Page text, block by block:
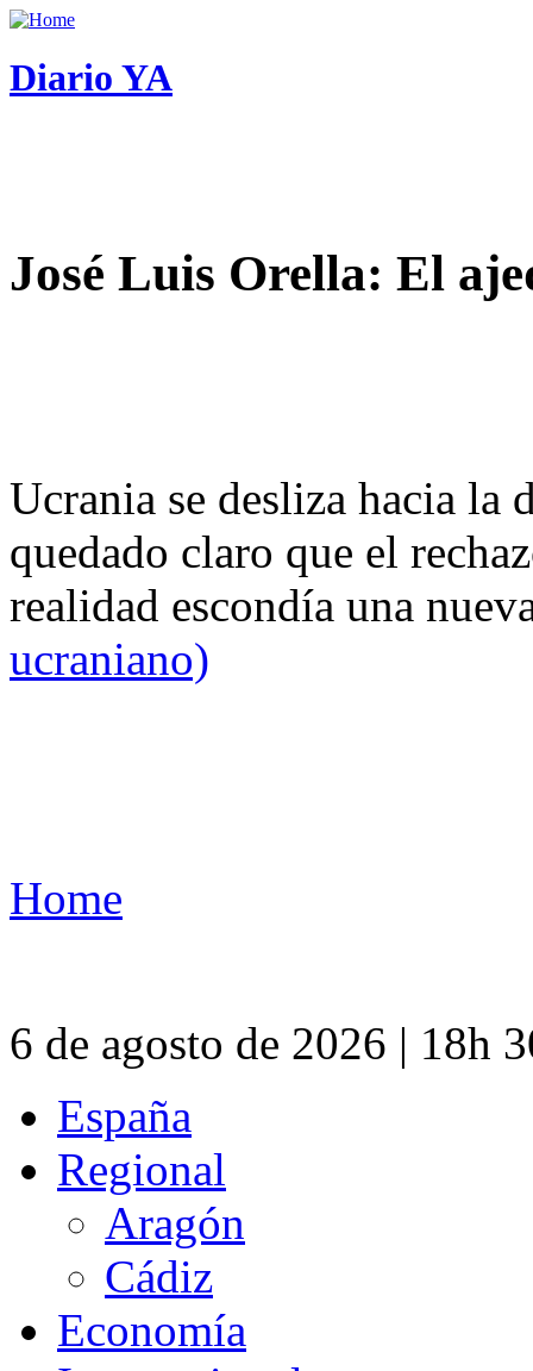
Diario YA
José Luis Orella: El
Ucrania se desliza hacia
quedado claro que el
realidad escondía una
ucraniano)
Home
6 de agosto de 2026 | 18h
España
Regional
Aragón
Cádiz
Economía